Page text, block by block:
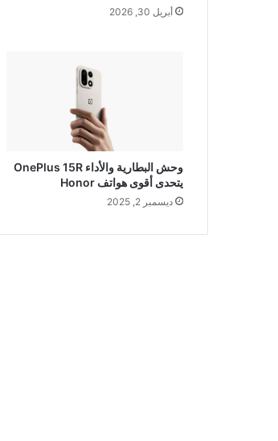
أبريل 30, 2026
وحش البطارية والأداء OnePlus 15R
يتحدى أقوى هواتف Honor
ديسمبر 2, 2025